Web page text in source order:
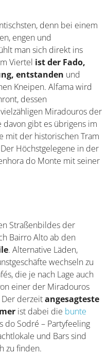
denn bei einem
engen und
man sich direkt ins
Viertel ist der Fado,
entstanden und
Kneipen. Alfama wird
dessen
Miradouros der
davon gibt es übrigens im
mit der historischen Tram
Höchstgelegene in der
do Monte mit seiner
Straßenbildes der
Bairro Alto ab den
. Alternative Läden,
wechseln zu
die je nach Lage auch
einer der Miradouros
Der derzeitangesagteste
ist dabei die bunte
do Sodré – Partyfeeling
und Bars sind
zu finden.